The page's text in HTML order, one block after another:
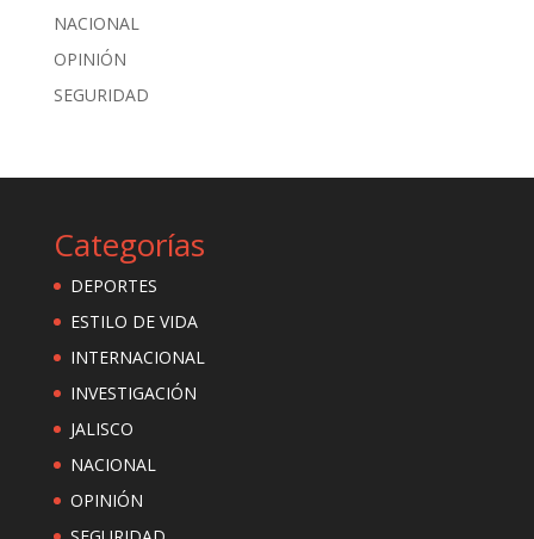
NACIONAL
OPINIÓN
SEGURIDAD
Categorías
DEPORTES
ESTILO DE VIDA
INTERNACIONAL
INVESTIGACIÓN
JALISCO
NACIONAL
OPINIÓN